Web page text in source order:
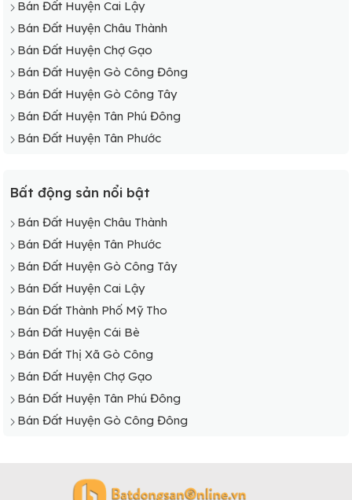
Bán Đất Xã Tân Hội
Bán Đất Xã Tân Bình
Bán Đất Xã Tam Bình
Bán Đất Xã Phú Quý
Bán Đất Xã Phú Nhuận
Bán Đất Huyện Cai Lậy
Bán Đất Huyện Châu Thành
Bán Đất Huyện Chợ Gạo
Bán Đất Huyện Gò Công Đông
Bán Đất Huyện Gò Công Tây
Bán Đất Huyện Tân Phú Đông
Bán Đất Huyện Tân Phước
Bất động sản nổi bật
Bán Đất Huyện Châu Thành
Bán Đất Huyện Tân Phước
Bán Đất Huyện Gò Công Tây
Bán Đất Huyện Cai Lậy
Bán Đất Thành Phố Mỹ Tho
Bán Đất Huyện Cái Bè
Bán Đất Thị Xã Gò Công
Bán Đất Huyện Chợ Gạo
Bán Đất Huyện Tân Phú Đông
Bán Đất Huyện Gò Công Đông